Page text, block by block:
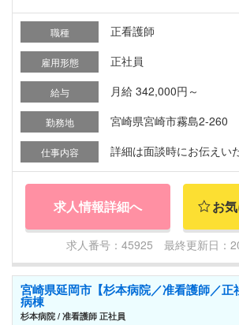
職種 正看護師
雇用形態 正社員
給与 月給 342,000円～
勤務地 宮崎県宮崎市霧島2-260
仕事内容 詳細は面談時にお伝えい
求人情報詳細へ お
求人番号：45925 最終更新日：
宮崎県延岡市【杉本病院／准看護師／
病棟
杉本病院 / 准看護師 正社員